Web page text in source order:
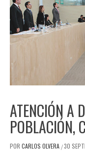
ATENCIÓN A
POBLACIÓN,
POR CARLOS OLVERA /30